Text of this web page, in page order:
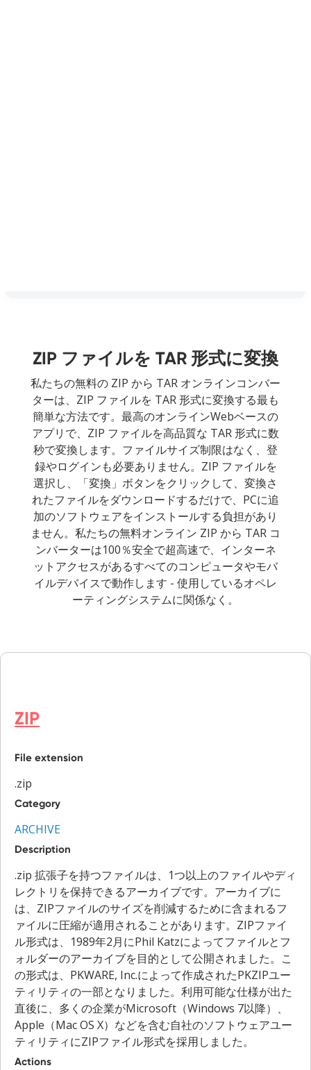
ZIP ファイルを TAR 形式に変換
私たちの無料の ZIP から TAR オンラインコンバー
ターは、ZIP ファイルを TAR 形式に変換する最も
簡単な方法です。最高のオンラインWebベースの
アプリで、ZIP ファイルを高品質な TAR 形式に数
秒で変換します。ファイルサイズ制限はなく、登
録やログインも必要ありません。ZIP ファイルを
選択し、「変換」ボタンをクリックして、変換さ
れたファイルをダウンロードするだけで、PCに追
加のソフトウェアをインストールする負担があり
ません。私たちの無料オンライン ZIP から TAR コ
ンバーターは100％安全で超高速で、インターネ
ットアクセスがあるすべてのコンピュータやモバ
イルデバイスで動作します - 使用しているオペレ
ーティングシステムに関係なく。
ZIP
File extension
.zip
Category
ARCHIVE
Description
.zip 拡張子を持つファイルは、1つ以上のファイルやディ
レクトリを保持できるアーカイブです。アーカイブに
は、ZIPファイルのサイズを削減するために含まれるフ
ァイルに圧縮が適用されることがあります。ZIPファイ
ル形式は、1989年2月にPhil Katzによってファイルとフ
ォルダーのアーカイブを目的として公開されました。こ
の形式は、PKWARE, Inc.によって作成されたPKZIPユー
ティリティの一部となりました。利用可能な仕様が出た
直後に、多くの企業がMicrosoft（Windows 7以降）、
Apple（Mac OS X）などを含む自社のソフトウェアユー
ティリティにZIPファイル形式を採用しました。
Actions